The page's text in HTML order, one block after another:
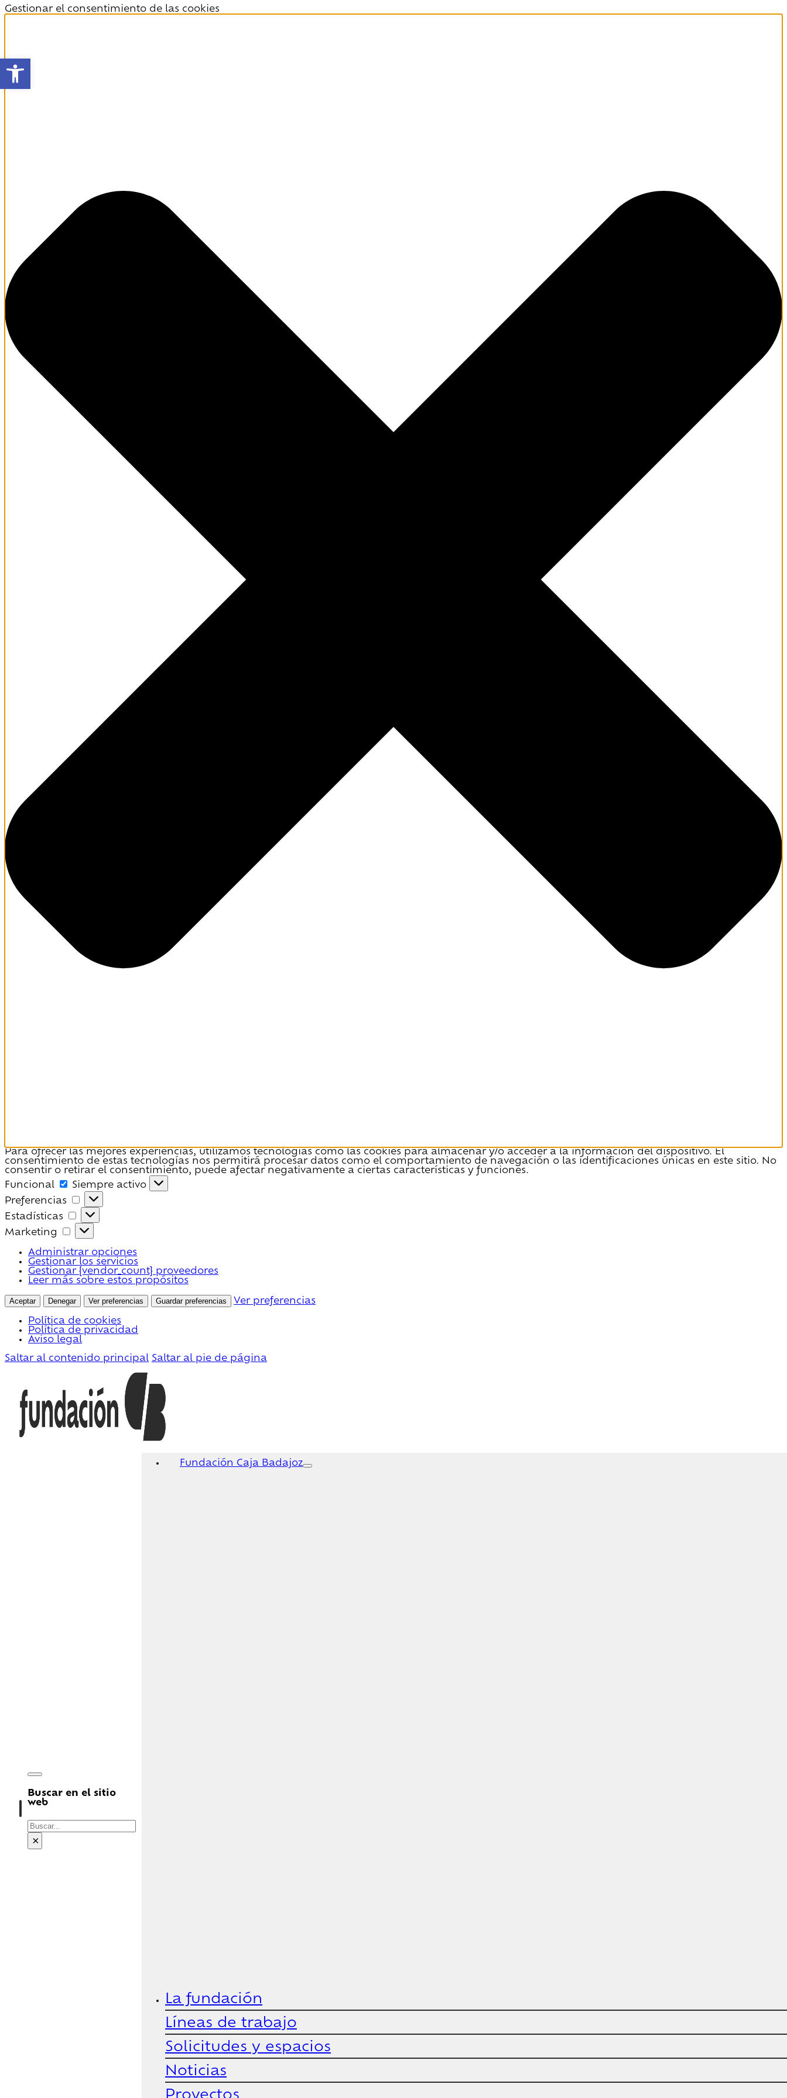
Abrir barra de herramientas
Gestionar el consentimiento de las cookies
Para ofrecer las mejores experiencias, utilizamos tecnologías como las cookies para almacenar y/o acceder a la información del dispositivo. El
consentimiento de estas tecnologías nos permitirá procesar datos como el comportamiento de navegación o las identificaciones únicas en este sitio. No
consentir o retirar el consentimiento, puede afectar negativamente a ciertas características y funciones.
Funcional
Funcional
Siempre activo
Preferencias
Preferencias
Estadísticas
Estadísticas
Marketing
Marketing
Administrar opciones
Gestionar los servicios
Gestionar {vendor_count} proveedores
Leer más sobre estos propósitos
Aceptar Denegar Ver preferencias Guardar preferencias Ver preferencias
Política de cookies
Política de privacidad
Aviso legal
Saltar al contenido principal Saltar al pie de página
Buscar en el sitio
web
Buscar
×
Fundación Caja Badajoz
La fundación
Líneas de trabajo
Solicitudes y espacios
Noticias